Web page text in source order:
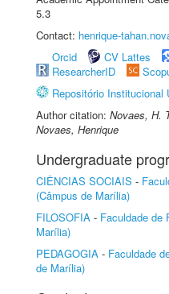
5.3
Contact: henrique-
Orcid
CV Lattes
ResearcherID
Repositório Institucional
Author citation: Novaes, H.
Novaes, Henrique
Undergraduate
CIÊNCIAS SOCIAIS -
(Câmpus de Marília)
FILOSOFIA - Faculdade de
Marília)
PEDAGOGIA - Faculdade
de Marília)